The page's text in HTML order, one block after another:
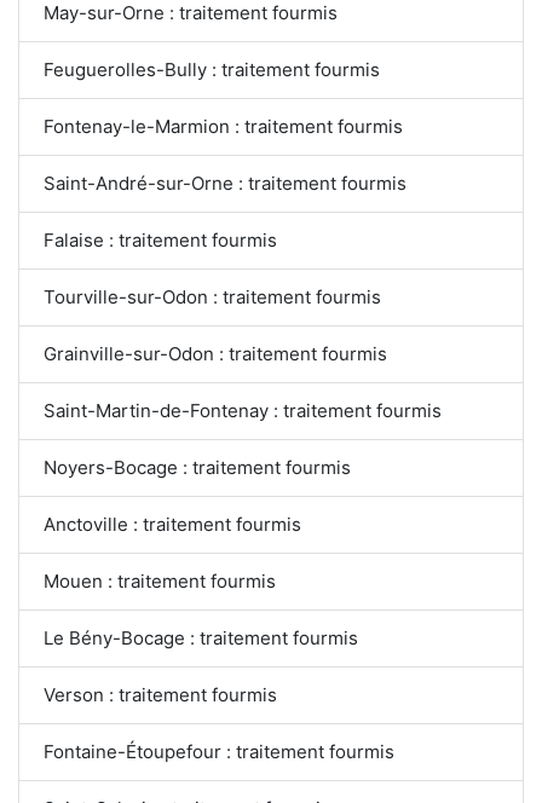
May-sur-Orne : traitement fourmis
Feuguerolles-Bully : traitement fourmis
Fontenay-le-Marmion : traitement fourmis
Saint-André-sur-Orne : traitement fourmis
Falaise : traitement fourmis
Tourville-sur-Odon : traitement fourmis
Grainville-sur-Odon : traitement fourmis
Saint-Martin-de-Fontenay : traitement fourmis
Noyers-Bocage : traitement fourmis
Anctoville : traitement fourmis
Mouen : traitement fourmis
Le Bény-Bocage : traitement fourmis
Verson : traitement fourmis
Fontaine-Étoupefour : traitement fourmis